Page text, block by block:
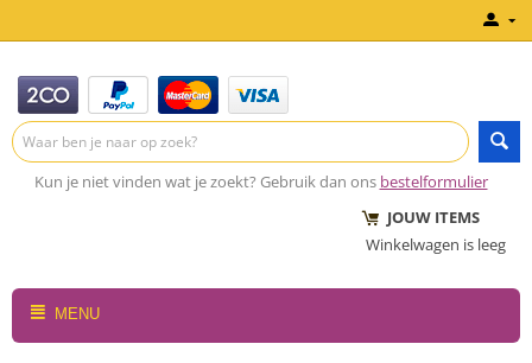
Kun je niet vinden wat je zoekt? Gebruik dan ons bestelformulier
JOUW ITEMS
Winkelwagen is leeg
MENU